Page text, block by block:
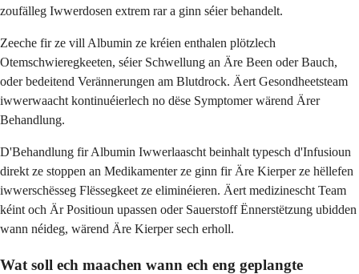
zoufälleg Iwwerdosen extrem rar a ginn séier behandelt.
Zeeche fir ze vill Albumin ze kréien enthalen plötzlech
Otemschwieregkeeten, séier Schwellung an Äre Been oder Bauch,
oder bedeitend Verännerungen am Blutdrock. Äert Gesondheetsteam
iwwerwaacht kontinuéierlech no dëse Symptomer wärend Ärer
Behandlung.
D'Behandlung fir Albumin Iwwerlaascht beinhalt typesch d'Infusioun
direkt ze stoppen an Medikamenter ze ginn fir Äre Kierper ze hëllefen
iwwerschësseg Flëssegkeet ze eliminéieren. Äert medizinescht Team
kéint och Är Positioun upassen oder Sauerstoff Ënnerstëtzung ubidden
wann néideg, wärend Äre Kierper sech erholl.
Wat soll ech maachen wann ech eng geplangte